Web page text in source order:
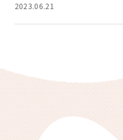
2023.06.21